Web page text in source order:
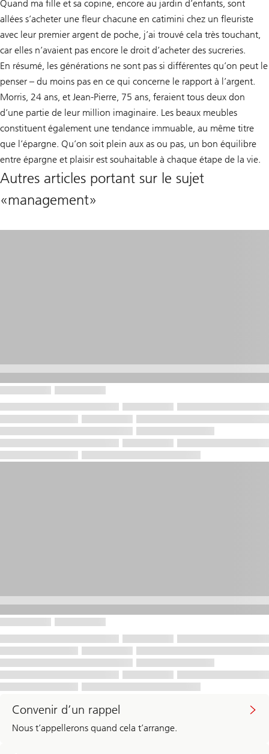
Quand ma fille et sa copine, encore au jardin d’enfants, sont
allées s’acheter une fleur chacune en catimini chez un fleuriste
avec leur premier argent de poche, j’ai trouvé cela très touchant,
car elles n’avaient pas encore le droit d’acheter des sucreries.
En résumé, les générations ne sont pas si différentes qu’on peut le
penser – du moins pas en ce qui concerne le rapport à l’argent.
Morris, 24 ans, et Jean-Pierre, 75 ans, feraient tous deux don
d’une partie de leur million imaginaire. Les beaux meubles
constituent également une tendance immuable, au même titre
que l’épargne. Qu’on soit plein aux as ou pas, un bon équilibre
entre épargne et plaisir est souhaitable à chaque étape de la vie.
Autres articles portant sur le sujet
«management»
Convenir d’un rappel
Nous t’appellerons quand cela t’arrange.